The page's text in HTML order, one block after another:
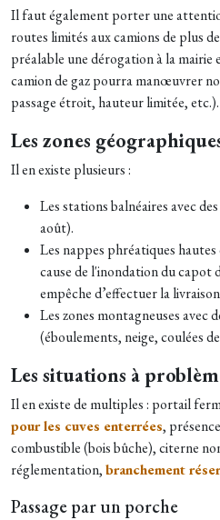
Il faut également porter une
routes limités aux camions de plus
préalable une dérogation à la mairie
camion de gaz pourra manœuvrer
passage étroit, hauteur limitée, etc.).
Les zones
Il en existe plusieurs :
Les stations balnéaires avec
août).
Les nappes phréatiques
cause de l'inondation du capot
empêche d’effectuer la
Les zones montagneuses avec
(éboulements, neige, coulées
Les situations à
Il en existe de multiples : portail
pour les cuves enterrées,
combustible (bois bûche), citerne
réglementation,branchement
Passage par un porche